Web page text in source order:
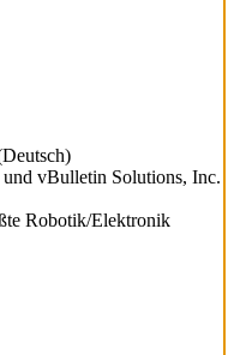
vBulletin Solutions, Inc.
Robotik/Elektronik